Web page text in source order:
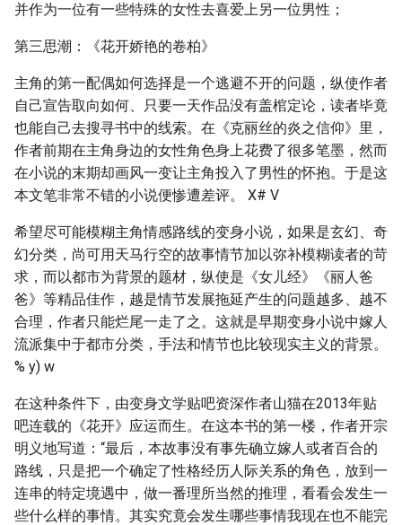
并作为一位有一些特殊的女性去喜爱上另一位男性；
第三思潮：《花开娇艳的卷柏》
主角的第一配偶如何选择是一个逃避不开的问题，纵使作者
自己宣告取向如何、只要一天作品没有盖棺定论，读者毕竟
也能自己去搜寻书中的线索。在《克丽丝的炎之信仰》里，
作者前期在主角身边的女性角色身上花费了很多笔墨，然而
在小说的末期却画风一变让主角投入了男性的怀抱。于是这
本文笔非常不错的小说便惨遭差评。 X# V
希望尽可能模糊主角情感路线的变身小说，如果是玄幻、奇
幻分类，尚可用天马行空的故事情节加以弥补模糊读者的苛
求，而以都市为背景的题材，纵使是《女儿经》《丽人爸
爸》等精品佳作，越是情节发展拖延产生的问题越多、越不
合理，作者只能烂尾一走了之。这就是早期变身小说中嫁人
流派集中于都市分类，手法和情节也比较现实主义的背景。
% y) w
在这种条件下，由变身文学贴吧资深作者山猫在2013年贴
吧连载的《花开》应运而生。在这本书的第一楼，作者开宗
明义地写道：“最后，本故事没有事先确立嫁人或者百合的
路线，只是把一个确定了性格经历人际关系的角色，放到一
连串的特定境遇中，做一番理所当然的推理，看看会发生一
些什么样的事情。其实究竟会发生哪些事情我现在也不能完